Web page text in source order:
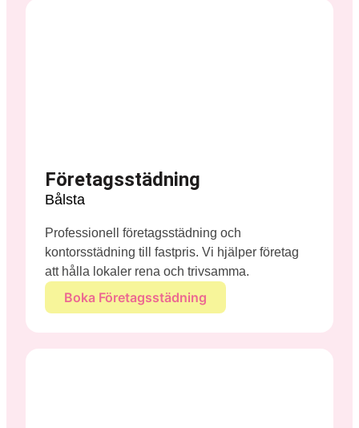
Företagsstädning
Bålsta
Professionell företagsstädning och
kontorsstädning till fastpris. Vi hjälper företag
att hålla lokaler rena och trivsamma.
Boka Företagsstädning